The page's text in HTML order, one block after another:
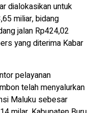
dialokasikan untuk
miliar, bidang
jalan Rp424,02
yang diterima Kabar
pelayanan
telah menyalurkan
Maluku sebesar